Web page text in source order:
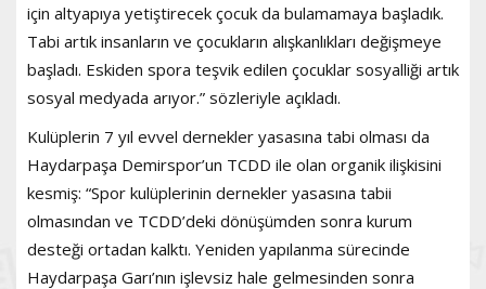
için altyapıya yetiştirecek çocuk da bulamamaya başladık.
Tabi artık insanların ve çocukların alışkanlıkları değişmeye
başladı. Eskiden spora teşvik edilen çocuklar sosyalliği artık
sosyal medyada arıyor.” sözleriyle açıkladı.
Kulüplerin 7 yıl evvel dernekler yasasına tabi olması da
Haydarpaşa Demirspor’un TCDD ile olan organik ilişkisini
kesmiş: “Spor kulüplerinin dernekler yasasına tabii
olmasından ve TCDD’deki dönüşümden sonra kurum
desteği ortadan kalktı. Yeniden yapılanma sürecinde
Haydarpaşa Garı’nın işlevsiz hale gelmesinden sonra